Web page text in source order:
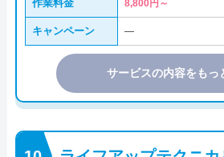
作業料金 8,800円～
キャンペーン ―
サービスの内容をもっ